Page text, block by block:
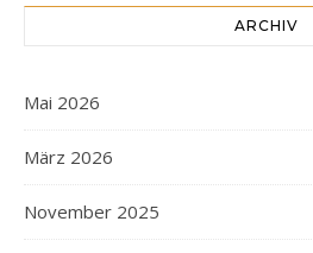
ARCHIV
Mai 2026
März 2026
November 2025